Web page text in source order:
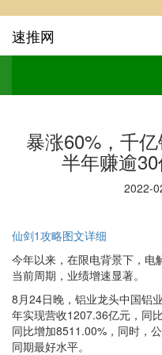
速推网
暴涨60%，千
半年赚逾30
2022-
仙剑1攻略图文详细
今年以来，在限电背景下，电
当前周期，业绩增速显著。
8月24日晚，铝业龙头中国铝
年实现营收1207.36亿元，同
同比增加8511.00%，同时，
同期最好水平。